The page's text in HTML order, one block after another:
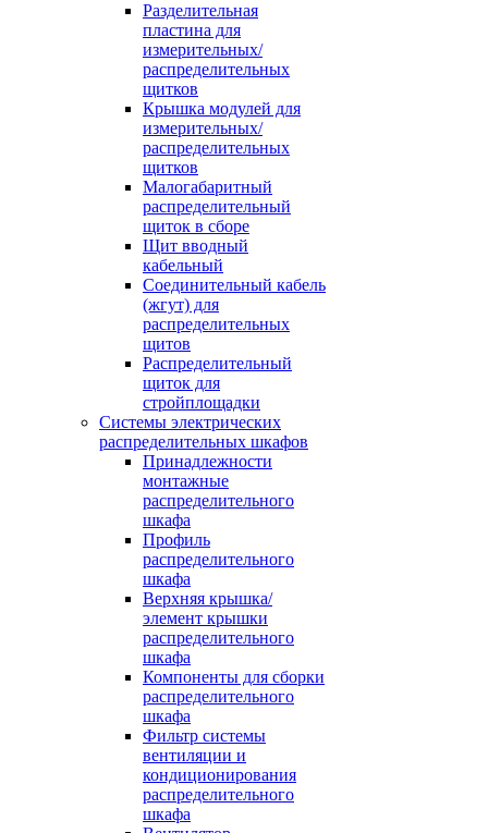
Разделительная
пластина для
измерительных/
распределительных
щитков
Крышка модулей для
измерительных/
распределительных
щитков
Малогабаритный
распределительный
щиток в сборе
Щит вводный
кабельный
Соединительный кабель
(жгут) для
распределительных
щитов
Распределительный
щиток для
стройплощадки
Системы электрических
распределительных шкафов
Принадлежности
монтажные
распределительного
шкафа
Профиль
распределительного
шкафа
Верхняя крышка/
элемент крышки
распределительного
шкафа
Компоненты для сборки
распределительного
шкафа
Фильтр системы
вентиляции и
кондиционирования
распределительного
шкафа